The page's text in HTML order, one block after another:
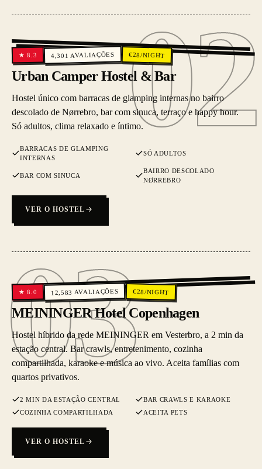
02
02
★8.3 4,301 AVALIAÇÕES €28/NIGHT
Urban Camper Hostel & Bar
Hostel único com barracas de glamping internas no bairro
descolado de Nørrebro, bar com sinuca, terraço e happy hour.
Só adultos, clima relaxado e íntimo.
BARRACAS DE GLAMPING
INTERNAS
SÓ ADULTOS
BAR COM SINUCA
BAIRRO DESCOLADO
NØRREBRO
VER O HOSTEL
03
03
★8.0 12,583 AVALIAÇÕES €28/NIGHT
MEININGER Hotel Copenhagen
Hostel híbrido da rede MEININGER em Vesterbro, a 2 min da
estação central. Bar crawls, entretenimento, cozinha
compartilhada, karaoke e música ao vivo. Aceita famílias com
quartos privativos.
2 MIN DA ESTAÇÃO CENTRAL
BAR CRAWLS E KARAOKE
COZINHA COMPARTILHADA
ACEITA PETS
VER O HOSTEL